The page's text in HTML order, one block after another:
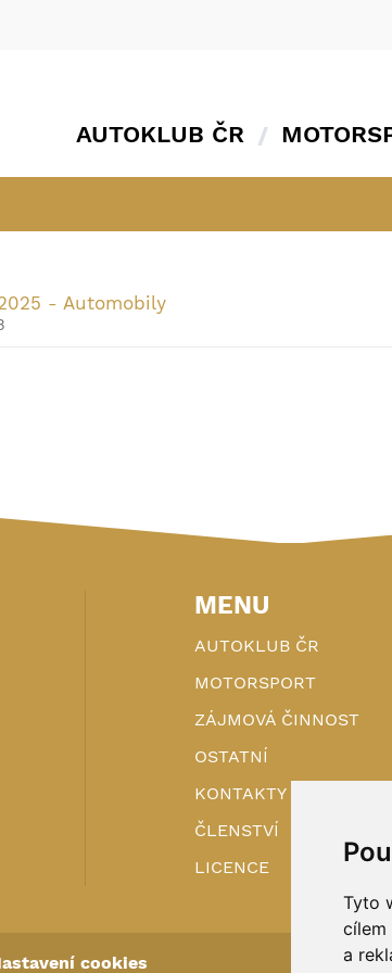
Tyto
cílem
a
AUTOKLUB ČR
- Automobily
MENU
AUTOKLUB ČR
MOTORSPORT
ZÁJMOVÁ ČINNOST
OSTATNÍ
KONTAKTY
ČLENSTVÍ
LICENCE
cookies